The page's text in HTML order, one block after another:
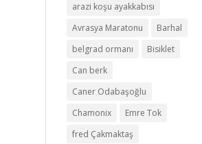
arazi koşu ayakkabısı
Avrasya Maratonu
Barhal
belgrad ormanı
Bisiklet
Can berk
Caner Odabaşoğlu
Chamonix
Emre Tok
fred Çakmaktaş